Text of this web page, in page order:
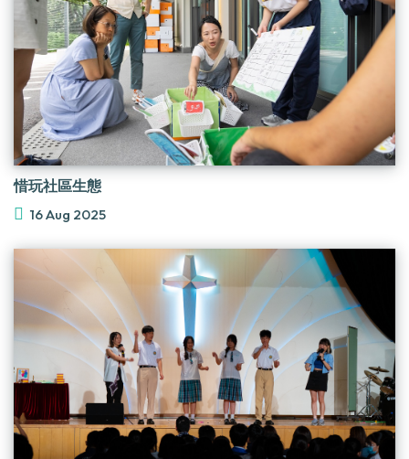
惜玩社區生態
16 Aug 2025